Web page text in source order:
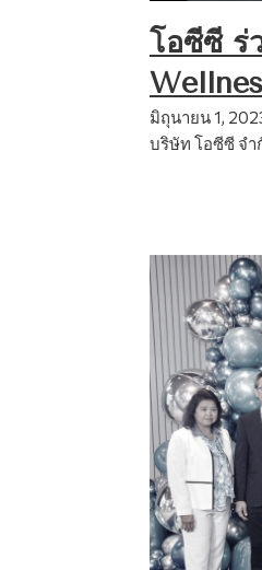
โอซีซี ร่
มิถุนายน 1,
บริษัท โอซีซี จำ